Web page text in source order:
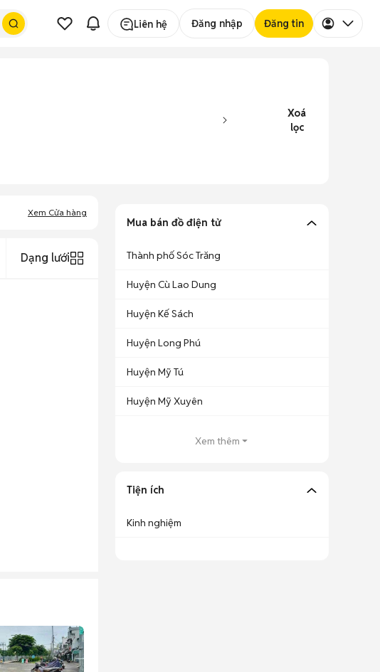
Liên hệ Đăng nhập Đăng tin
Xoá
lọc
Xem Cửa hàng
Dạng lưới
Mua bán đồ điện tử
Thành phố Sóc Trăng
Huyện Cù Lao Dung
Huyện Kế Sách
Huyện Long Phú
Huyện Mỹ Tú
Huyện Mỹ Xuyên
Xem thêm
Tiện ích
Kinh nghiệm